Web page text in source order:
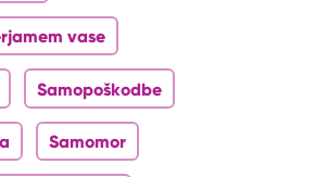
vase
Samopoškodbe
Samomor